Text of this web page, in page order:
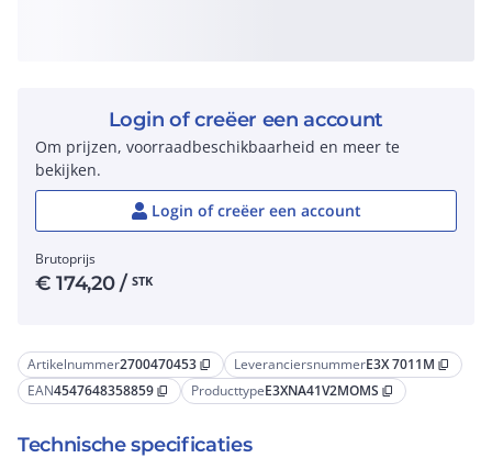
Artikelnummer2700470453 content_copy LeveranciersnummerE3X 7011M content_copy
EAN4547648358859 content_copy ProducttypeE3XNA41V2MOMS content_copy
Technische specificaties
Login of creëer een account
Om prijzen, voorraadbeschikbaarheid en meer te
bekijken.
Login of creëer een account
Brutoprijs
€174,20/ STK